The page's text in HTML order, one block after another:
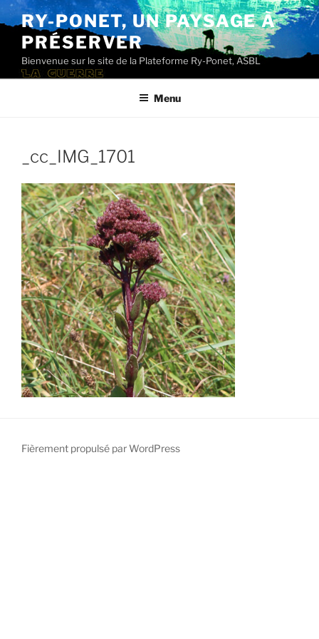
Aller
au
contenu
principal
RY-PONET, UN PAYSAGE À
PRÉSERVER
Bienvenue sur le site de la Plateforme Ry-Ponet, ASBL
Menu
_cc_IMG_1701
Fièrement propulsé par WordPress